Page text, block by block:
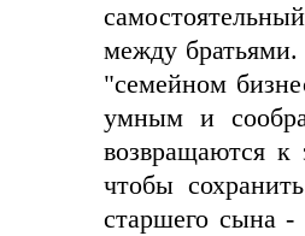
между
"семейном
умным и
возвращаются к
чтобы
старшего сына -